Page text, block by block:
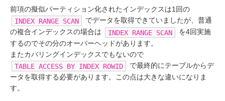
前項の擬似パーティション化されたインデックスは1回の
INDEX RANGE SCAN
でデータを取得できていましたが、普通
の複合インデックスの場合は
INDEX RANGE SCAN
を4回実施
するのでその分のオーバーヘッドがあります。
またカバリングインデックスでもないので
TABLE ACCESS BY INDEX ROWID
で最終的にテーブルからデ
ータを取得する必要があります。この点は大きな違いになりま
す。